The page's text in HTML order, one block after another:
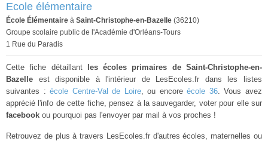
Ecole élémentaire
École Élémentaire à Saint-Christophe-en-Bazelle (36210)
Groupe scolaire public de l'Académie d'Orléans-Tours
1 Rue du Paradis
Cette fiche détaillant
les écoles primaires de Saint-Christophe-en-
Bazelle est disponible à l'intérieur de LesEcoles.fr dans les listes
suivantes :école Centre-Val de Loire, ou encoreécole 36. Vous avez
apprécié l'info de cette fiche, pensez à la sauvegarder, voter pour elle sur
facebook ou pourquoi pas l'envoyer par mail à vos proches !
Retrouvez de plus à travers LesEcoles.fr d'autres écoles, maternelles ou